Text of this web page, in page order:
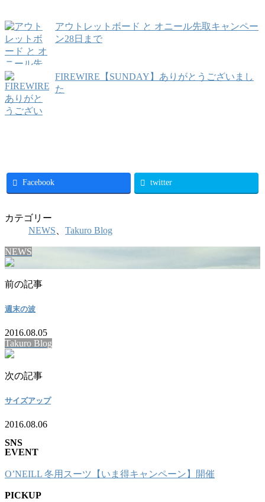
アウトレットボード と オニール先取キャンペー
ン28日まで
FIREWIRE【SUNDAY】ありがとうございまし
た
Facebook twitter
カテゴリー
NEWS
Takuro Blog
NEWS
前の記事
週末の波
2016.08.05
Takuro Blog
次の記事
サイズアップ
2016.08.06
SNS
EVENT
O’NEILL 冬用スーツ【いま得キャンペーン】開催
PICKUP